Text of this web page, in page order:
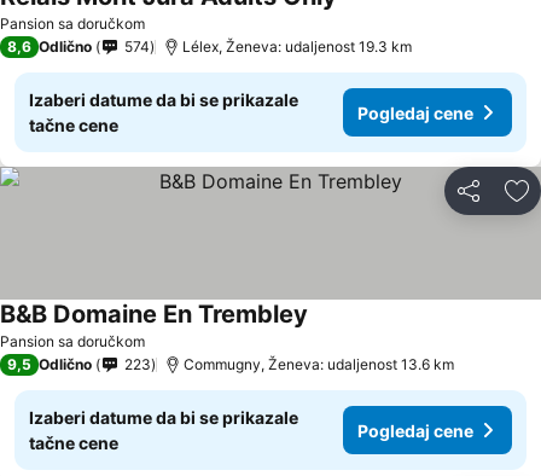
Pansion sa doručkom
8,6 Odlično 574 Lélex, Ženeva: udaljenost 19.3 km
Izaberi datume da bi se prikazale
tačne cene
Pogledaj cene
Deli
Pansion sa doručkom
B&B Domaine En Trembley
9,5 Odlično 223 Commugny, Ženeva: udaljenost 13.6 km
Izaberi datume da bi se prikazale
tačne cene
Pogledaj cene